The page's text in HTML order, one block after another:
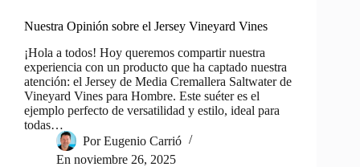
Nuestra Opinión sobre el Jersey Vineyard Vines
¡Hola a todos! Hoy queremos compartir nuestra
experiencia con un producto que ha captado nuestra
atención: el Jersey de Media Cremallera Saltwater de
Vineyard Vines para Hombre. Este suéter es el
ejemplo perfecto de versatilidad y estilo, ideal para
todas…
Por Eugenio Carrió
En noviembre 26, 2025